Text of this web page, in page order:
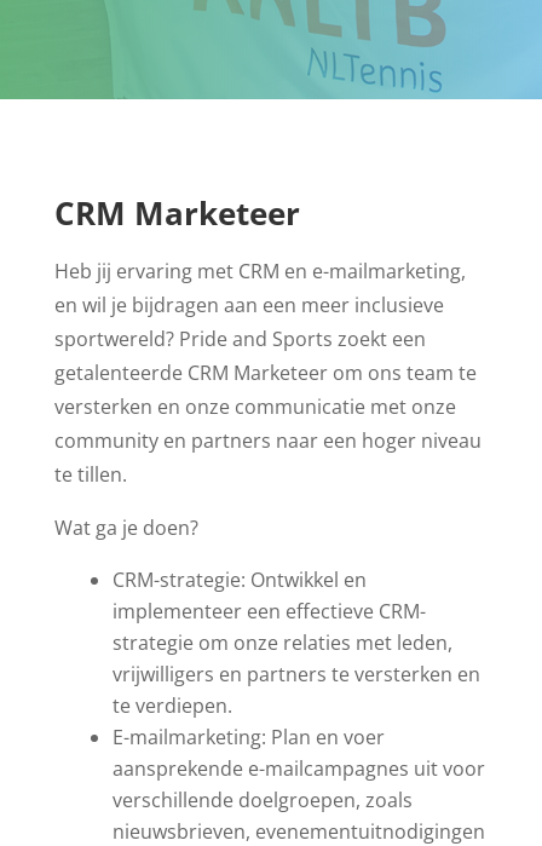
CRM Marketeer
Heb jij ervaring met CRM en e-mailmarketing,
en wil je bijdragen aan een meer inclusieve
sportwereld? Pride and Sports zoekt een
getalenteerde CRM Marketeer om ons team te
versterken en onze communicatie met onze
community en partners naar een hoger niveau
te tillen.
Wat ga je doen?
CRM-strategie: Ontwikkel en
implementeer een effectieve CRM-
strategie om onze relaties met leden,
vrijwilligers en partners te versterken en
te verdiepen.
E-mailmarketing: Plan en voer
aansprekende e-mailcampagnes uit voor
verschillende doelgroepen, zoals
nieuwsbrieven, evenementuitnodigingen